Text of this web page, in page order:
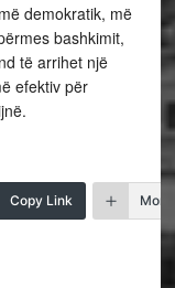
demokratik, më
bashkimit,
të arrihet një
efektiv për
Copy Link More